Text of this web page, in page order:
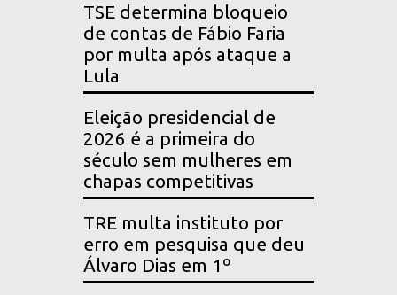
TSE determina bloqueio
de contas de Fábio Faria
por multa após ataque a
Lula
Eleição presidencial de
2026 é a primeira do
século sem mulheres em
chapas competitivas
TRE multa instituto por
erro em pesquisa que deu
Álvaro Dias em 1º